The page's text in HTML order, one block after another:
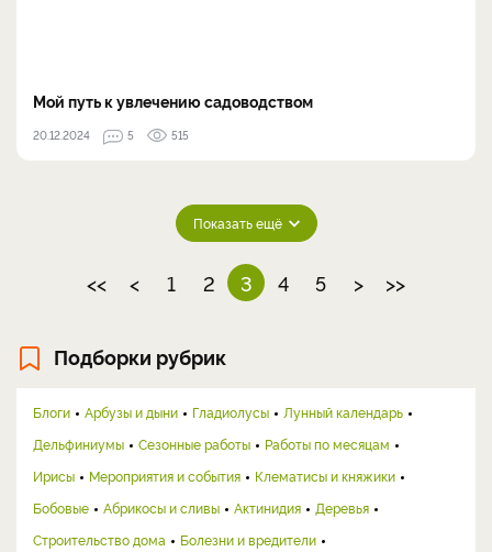
Мой путь к увлечению садоводством
20.12.2024 5 515
Показать ещё
<< < 1 2 3 4 5 > >>
Подборки рубрик
Блоги Арбузы и дыни Гладиолусы
Лунный календарь
Дельфиниумы
Сезонные работы
Работы по месяцам
Ирисы
Мероприятия и события
Клематисы и княжики
Бобовые
Абрикосы и сливы Актинидия
Деревья
Строительство дома
Болезни и вредители